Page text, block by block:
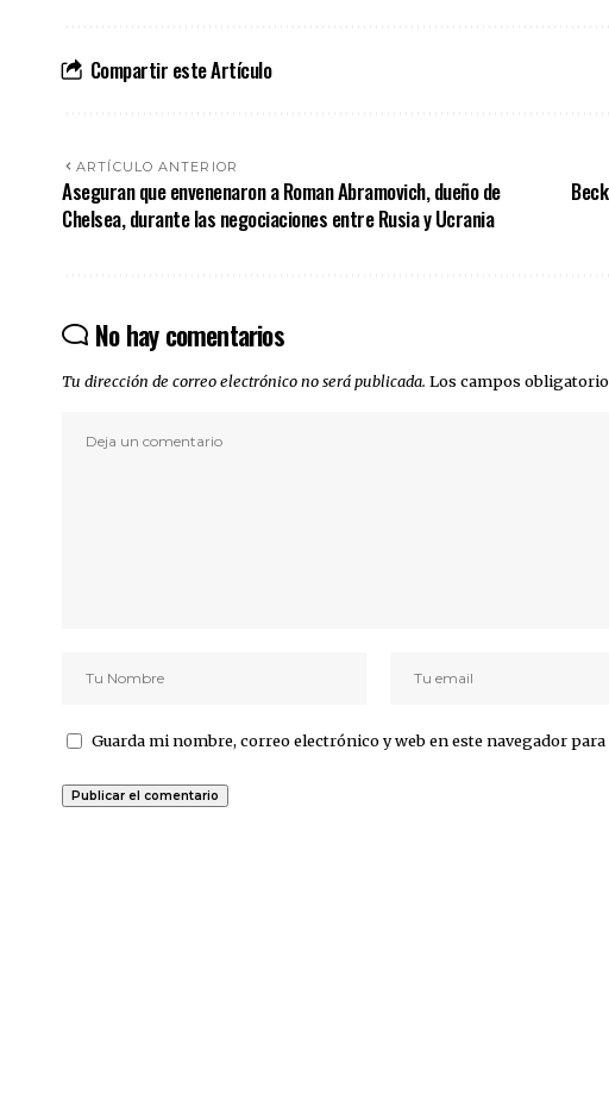
Compartir este Artículo
ARTÍCULO ANTERIOR
Aseguran que envenenaron a Roman Abramovich, dueño de
Chelsea, durante las negociaciones entre Rusia y Ucrania
No hay comentarios
Tu dirección de correo electrónico no será publicada. Los campos
Guarda mi nombre, correo electrónico y web en este navegador